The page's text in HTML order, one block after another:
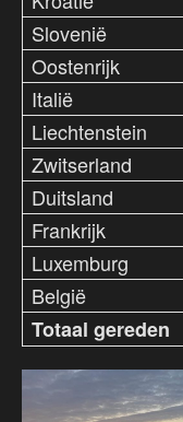
Slovenië
Oostenrijk
Italië
Liechtenstein
Zwitserland
Duitsland
Frankrijk
Luxemburg
België
Totaal gereden